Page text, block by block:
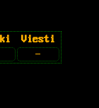
Viesti
-